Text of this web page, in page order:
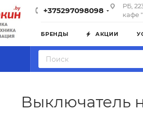
+375297098098
РБ,
кафе
БРЕНДЫ АКЦИИ
Выключатель